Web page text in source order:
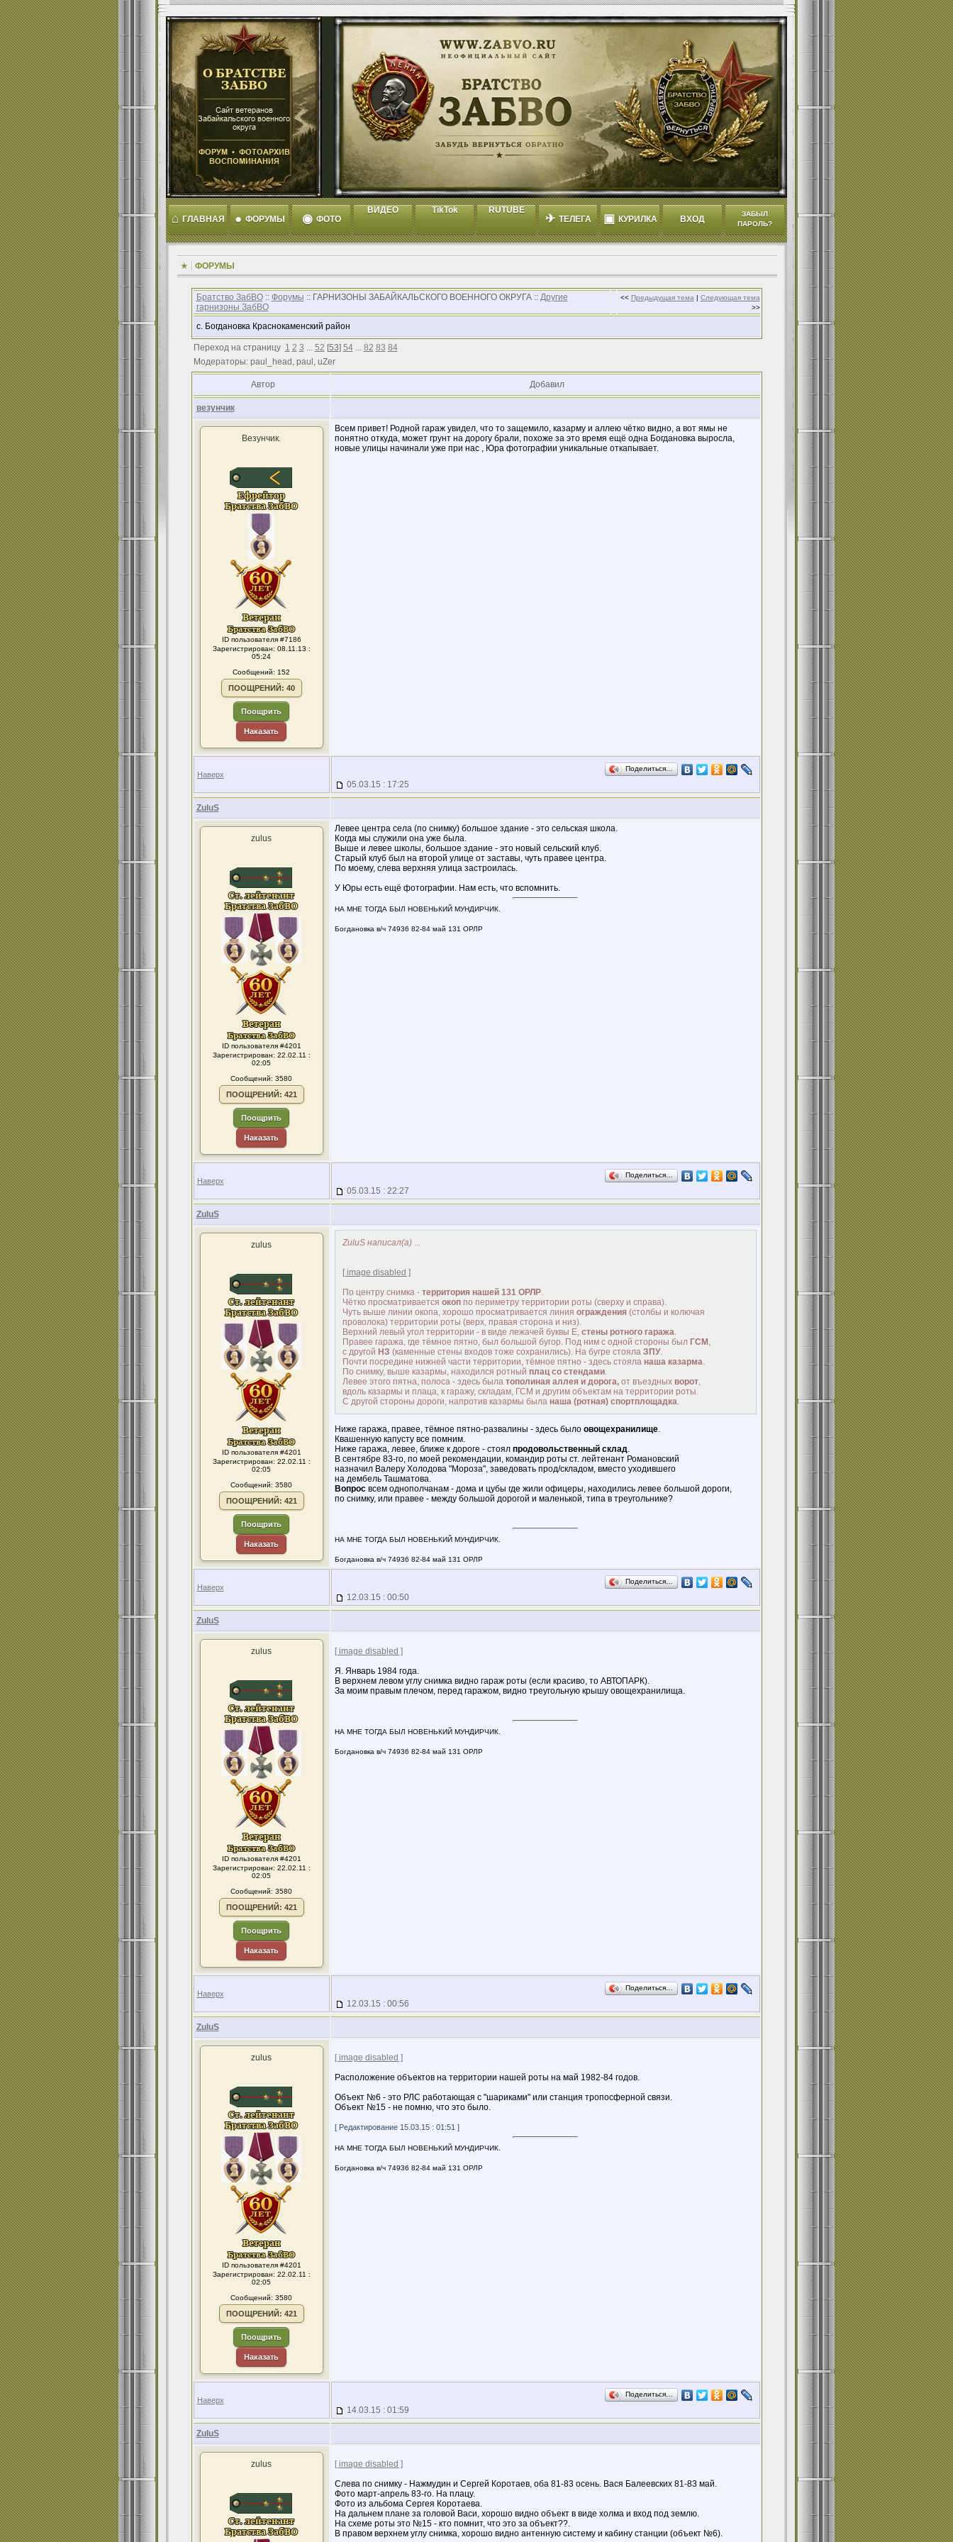
⌂ ГЛАВНАЯ ● ФОРУМЫ ◉ ФОТО
ВИДЕО TikTok RUTUBE
✈ ТЕЛЕГА ▣ КУРИЛКА ВХОД
ЗАБЫЛ
ПАРОЛЬ?
ФОРУМЫ
Братство ЗабВО:: Форумы :: ГАРНИЗОНЫ ЗАБАЙКАЛЬСКОГО ВОЕННОГО ОКРУГА :: Другие
гарнизоны ЗабВО
<< Предыдущая тема | Следующая тема
>>
с. Богдановка Краснокаменский район
Переход на страницу 1 2 3 ... 52 [53] 54... 82 83 84
Модераторы: paul_head, paul, uZer
Автор Добавил
везунчик
Везунчик.
ID пользователя #7186
Зарегистрирован: 08.11.13 :
05:24
Сообщений: 152
ПООЩРЕНИЙ: 40
Поощрить
Наказать
Всем привет! Родной гараж увидел, что то защемило, казарму и аллею чётко видно, а вот ямы не
понятно откуда, может грунт на дорогу брали, похоже за это время ещё одна Богдановка выросла,
новые улицы начинали уже при нас , Юра фотографии уникальные откапывает.
Наверх
Поделиться…
05.03.15 : 17:25
ZuluS
zulus
ID пользователя #4201
Зарегистрирован: 22.02.11 :
02:05
Сообщений: 3580
ПООЩРЕНИЙ: 421
Поощрить
Наказать
Левее центра села (по снимку) большое здание - это сельская школа.
Когда мы служили она уже была.
Выше и левее школы, большое здание - это новый сельский клуб.
Старый клуб был на второй улице от заставы, чуть правее центра.
По моему, слева верхняя улица застроилась.
У Юры есть ещё фотографии. Нам есть, что вспомнить.
НА МНЕ ТОГДА БЫЛ НОВЕНЬКИЙ МУНДИРЧИК.
Богдановка в/ч 74936 82-84 май 131 ОРЛР
Наверх
Поделиться…
05.03.15 : 22:27
ZuluS
zulus
ID пользователя #4201
Зарегистрирован: 22.02.11 :
02:05
Сообщений: 3580
ПООЩРЕНИЙ: 421
Поощрить
Наказать
ZuluS написал(а)...
[ image disabled ]
По центру снимка -территория нашей 131 ОРЛР.
Чётко просматривается окоппо периметру территории роты (сверху и справа).
Чуть выше линии окопа, хорошо просматривается линия ограждения (столбы и колючая
проволока) территории роты (верх, правая сторона и низ).
Верхний левый угол территории - в виде лежачей буквы Е,стены ротного гаража.
Правее гаража, где тёмное пятно, был большой бугор. Под ним с одной стороны был ГСМ ,
с другой НЗ (каменные стены входов тоже сохранились). На бугре стоялаЗПУ.
Почти посредине нижней части территории, тёмное пятно - здесь стояланаша казарма.
По снимку, выше казармы, находился ротный плац со стендами.
Левее этого пятна, полоса - здесь былатополиная аллея и дорога,от въездныхворот,
вдоль казармы и плаца, к гаражу, складам, ГСМ и другим объектам на территории роты.
С другой стороны дороги, напротив казармы быланаша (ротная) спортплощадка.
Ниже гаража, правее, тёмное пятно-развалины - здесь былоовощехранилище.
Квашенную капусту все помним.
Ниже гаража, левее, ближе к дороге - стоялпродовольственный склад.
В сентябре 83-го, по моей рекомендации, командир роты ст. лейтенант Романовский
назначил Валеру Холодова "Мороза", заведовать прод/складом, вместо уходившего
на дембель Ташматова.
Вопросвсем однополчанам - дома и цубы где жили офицеры, находились левее большой дороги,
по снимку, или правее - между большой дорогой и маленькой, типа в треугольнике?
НА МНЕ ТОГДА БЫЛ НОВЕНЬКИЙ МУНДИРЧИК.
Богдановка в/ч 74936 82-84 май 131 ОРЛР
Наверх
Поделиться…
12.03.15 : 00:50
ZuluS
zulus
ID пользователя #4201
Зарегистрирован: 22.02.11 :
02:05
Сообщений: 3580
ПООЩРЕНИЙ: 421
Поощрить
Наказать
[ image disabled ]
Я. Январь 1984 года.
В верхнем левом углу снимка видно гараж роты (если красиво, то АВТОПАРК).
За моим правым плечом, перед гаражом, видно треугольную крышу овощехранилища.
НА МНЕ ТОГДА БЫЛ НОВЕНЬКИЙ МУНДИРЧИК.
Богдановка в/ч 74936 82-84 май 131 ОРЛР
Наверх
Поделиться…
12.03.15 : 00:56
ZuluS
zulus
ID пользователя #4201
Зарегистрирован: 22.02.11 :
02:05
Сообщений: 3580
ПООЩРЕНИЙ: 421
Поощрить
Наказать
[ image disabled ]
Расположение объектов на территории нашей роты на май 1982-84 годов.
Объект №6 - это РЛС работающая с "шариками" или станция тропосферной связи.
Объект №15 - не помню, что это было.
[ Редактирование 15.03.15 : 01:51 ]
НА МНЕ ТОГДА БЫЛ НОВЕНЬКИЙ МУНДИРЧИК.
Богдановка в/ч 74936 82-84 май 131 ОРЛР
Наверх
Поделиться…
14.03.15 : 01:59
ZuluS
zulus
[ image disabled ]
Слева по снимку - Нажмудин и Сергей Коротаев, оба 81-83 осень. Вася Балеевских 81-83 май.
Фото март-апрель 83-го. На плацу.
Фото из альбома Сергея Коротаева.
На дальнем плане за головой Васи, хорошо видно объект в виде холма и вход под землю.
На схеме роты это №15 - кто помнит, что это за объект??.
В правом верхнем углу снимка, хорошо видно антенную систему и кабину станции (объект №6).